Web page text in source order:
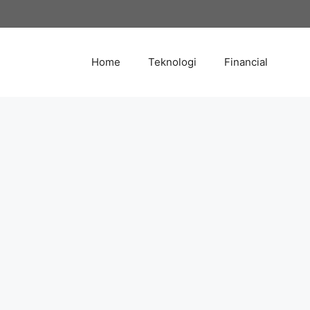
to
Home Teknologi Financial